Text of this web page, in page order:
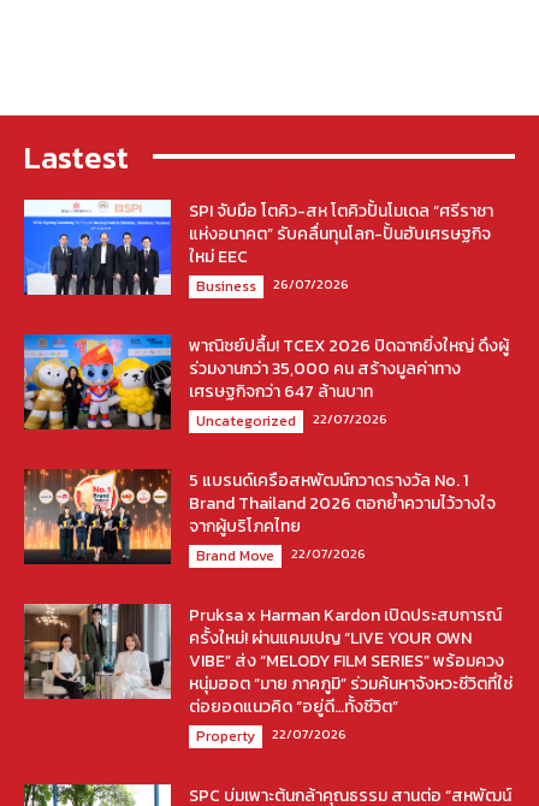
Lastest
SPI จับมือ โตคิว-สห โตคิวปั้นโมเดล “ศรีราชา
แห่งอนาคต” รับคลื่นทุนโลก-ปั้นฮับเศรษฐกิจ
ใหม่ EEC
Business 26/07/2026
พาณิชย์ปลื้ม! TCEX 2026 ปิดฉากยิ่งใหญ่ ดึงผู้
ร่วมงานกว่า 35,000 คน สร้างมูลค่าทาง
เศรษฐกิจกว่า 647 ล้านบาท
Uncategorized 22/07/2026
5 แบรนด์เครือสหพัฒน์กวาดรางวัล No. 1
Brand Thailand 2026 ตอกย้ำความไว้วางใจ
จากผู้บริโภคไทย
Brand Move 22/07/2026
Pruksa x Harman Kardon เปิดประสบการณ์
ครั้งใหม่! ผ่านแคมเปญ “LIVE YOUR OWN
VIBE” ส่ง “MELODY FILM SERIES” พร้อมควง
หนุ่มฮอต “มาย ภาคภูมิ” ร่วมค้นหาจังหวะชีวิตที่ใช่
ต่อยอดแนวคิด “อยู่ดี…ทั้งชีวิต”
Property 22/07/2026
SPC บ่มเพาะต้นกล้าคุณธรรม สานต่อ “สหพัฒน์